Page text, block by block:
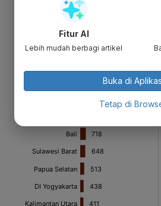
Fitur AI
Lebih mudah berbagi artikel
Buka di
Tetap di